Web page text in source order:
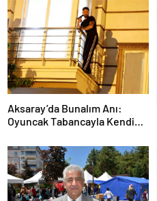
Aksaray’da Bunalım Anı:
Oyuncak Tabancayla Kendine